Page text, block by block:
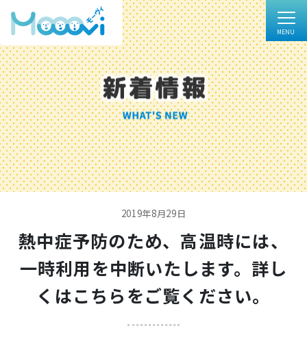
2019年8月29日
熱中症予防のため、高温時には、
一時利用を中断いたします。詳し
くはこちらをご覧ください。